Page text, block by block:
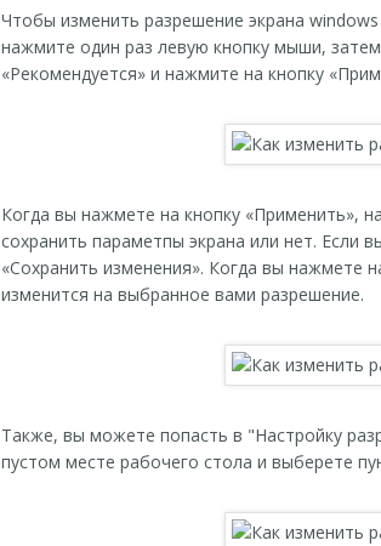
Чтобы изменить разрешение экрана
нажмите один раз левую кнопку мыши,
«Рекомендуется» и нажмите на кнопку
Когда вы нажмете на кнопку «Применить»,
сохранить параметпы экрана или нет. Если
«Сохранить изменения». Когда вы нажмете
изменится на выбранное вами разрешение.
Также, вы можете попасть в "Настройку
пустом месте рабочего стола и выберете